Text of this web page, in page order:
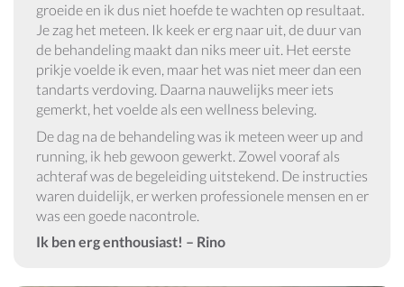
groeide en ik dus niet hoefde te wachten op resultaat.
Je zag het meteen. Ik keek er erg naar uit, de duur van
de behandeling maakt dan niks meer uit. Het eerste
prikje voelde ik even, maar het was niet meer dan een
tandarts verdoving. Daarna nauwelijks meer iets
gemerkt, het voelde als een wellness beleving.
De dag na de behandeling was ik meteen weer up and
running, ik heb gewoon gewerkt. Zowel vooraf als
achteraf was de begeleiding uitstekend. De instructies
waren duidelijk, er werken professionele mensen en er
was een goede nacontrole.
Ik ben erg enthousiast! – Rino